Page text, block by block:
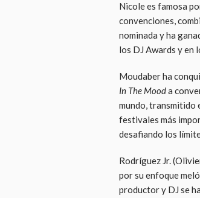
Nicole es famosa
convenciones,
nominada y ha
los DJ Awards y en
Moudaber ha
In The Mooda
mundo, transmitido
festivales más
desafiando los
Rodríguez Jr.
por su enfoque
productor y DJ se